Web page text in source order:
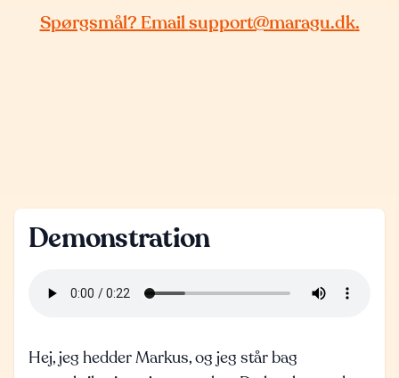
Spørgsmål? Email support@maragu.dk.
Demonstration
Hej, jeg hedder Markus, og jeg står bag